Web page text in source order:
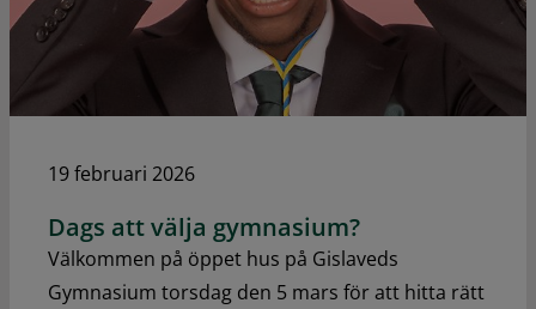
19 februari 2026
Dags att välja gymnasium?
Välkommen på öppet hus på Gislaveds
Gymnasium torsdag den 5 mars för att hitta rätt